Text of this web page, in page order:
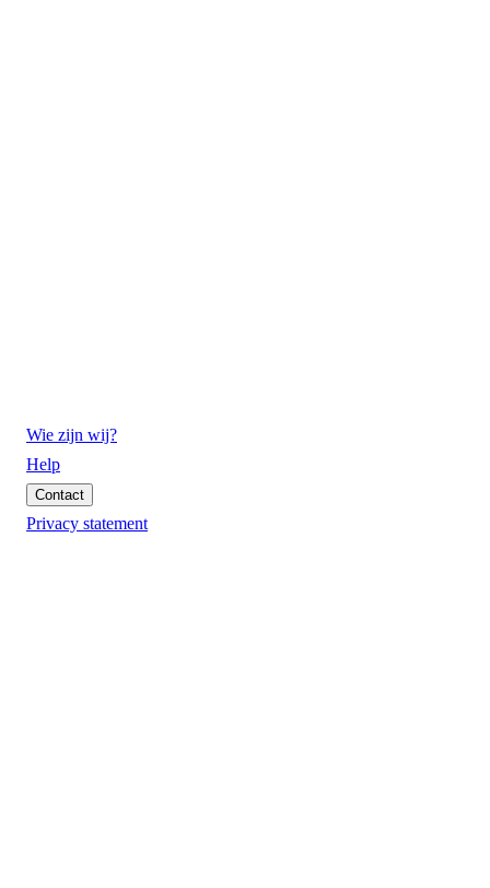
Wie zijn wij?
Help
Contact
Privacy statement